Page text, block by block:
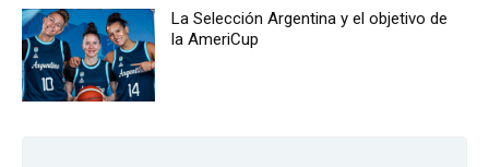
La Selección Argentina y el objetivo de
la AmeriCup